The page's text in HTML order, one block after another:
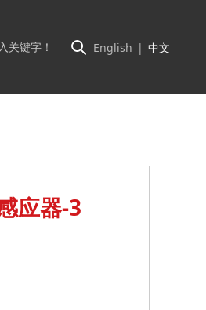
English | 中文
应器-3